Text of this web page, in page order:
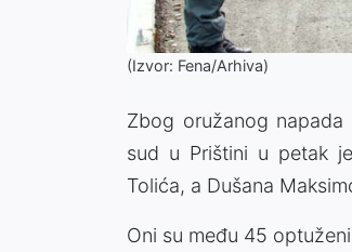
(Izvor: Fena/Arhiva)
Zbog oružanog
sud u Prištini u petak
Tolića, a Dušana
Oni su među 45